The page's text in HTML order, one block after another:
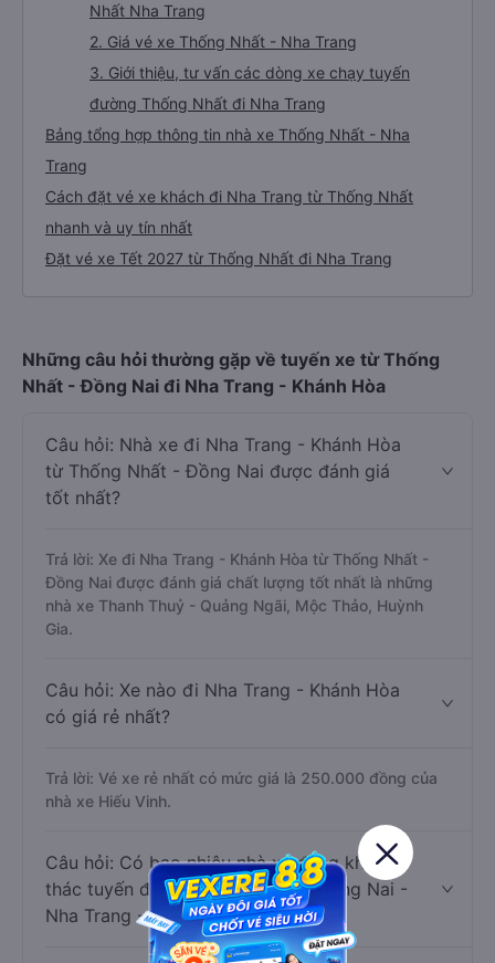
Nhất Nha Trang
2. Giá vé xe Thống Nhất - Nha Trang
3. Giới thiệu, tư vấn các dòng xe chạy tuyến
đường Thống Nhất đi Nha Trang
Bảng tổng hợp thông tin nhà xe Thống Nhất - Nha
Trang
Cách đặt vé xe khách đi Nha Trang từ Thống Nhất
nhanh và uy tín nhất
Đặt vé xe Tết 2027 từ Thống Nhất đi Nha Trang
Những câu hỏi thường gặp về tuyến xe từ Thống
Nhất - Đồng Nai đi Nha Trang - Khánh Hòa
Câu hỏi: Nhà xe đi Nha Trang - Khánh Hòa
từ Thống Nhất - Đồng Nai được đánh giá
tốt nhất?
Trả lời: Xe đi Nha Trang - Khánh Hòa từ Thống Nhất -
Đồng Nai được đánh giá chất lượng tốt nhất là những
nhà xe Thanh Thuỷ - Quảng Ngãi, Mộc Thảo, Huỳnh
Gia.
Câu hỏi: Xe nào đi Nha Trang - Khánh Hòa
có giá rẻ nhất?
Trả lời: Vé xe rẻ nhất có mức giá là 250.000 đồng của
nhà xe Hiếu Vinh.
Câu hỏi: Có bao nhiêu nhà xe đang khai
thác tuyến đường Thống Nhất - Đồng Nai -
Nha Trang - Khánh Hòa ?